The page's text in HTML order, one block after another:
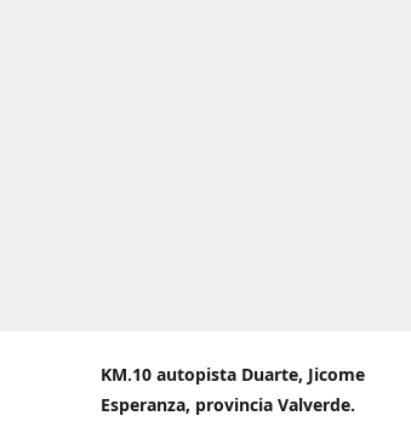
KM.10 autopista Duarte, Jicome
Esperanza, provincia Valverde.